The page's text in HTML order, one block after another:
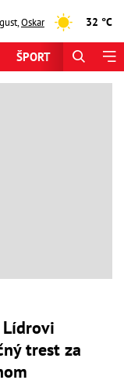
,Oskar 32 °C
ŠPORT
Lídrovi
trest za